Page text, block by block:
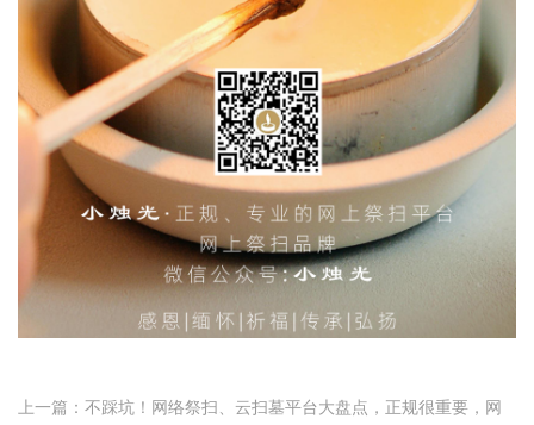
上一篇：不踩坑！网络祭扫、云扫墓平台大盘点，正规很重要，网